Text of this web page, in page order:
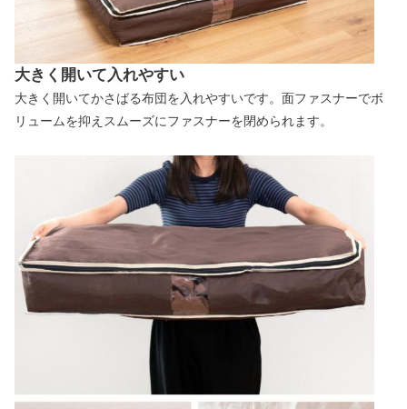
大きく開いて入れやすい
大きく開いてかさばる布団を入れやすいです。面ファスナーでボ
リュームを抑えスムーズにファスナーを閉められます。